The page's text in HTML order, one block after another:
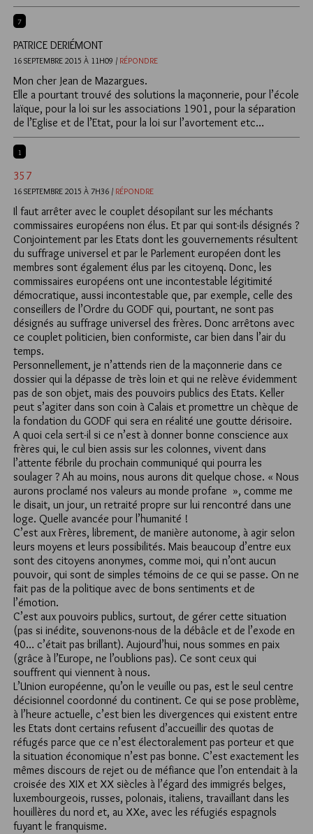
7
PATRICE DERIÉMONT
16 SEPTEMBRE 2015 À 11H09 / RÉPONDRE
Mon cher Jean de Mazargues.
Elle a pourtant trouvé des solutions la maçonnerie, pour l’école
laïque, pour la loi sur les associations 1901, pour la séparation
de l’Eglise et de l’Etat, pour la loi sur l’avortement etc…
1
357
16 SEPTEMBRE 2015 À 7H36 / RÉPONDRE
Il faut arrêter avec le couplet désopilant sur les méchants
commissaires européens non élus. Et par qui sont-ils désignés ?
Conjointement par les Etats dont les gouvernements résultent
du suffrage universel et par le Parlement européen dont les
membres sont également élus par les citoyenq. Donc, les
commissaires européens ont une incontestable légitimité
démocratique, aussi incontestable que, par exemple, celle des
conseillers de l’Ordre du GODF qui, pourtant, ne sont pas
désignés au suffrage universel des frères. Donc arrêtons avec
ce couplet politicien, bien conformiste, car bien dans l’air du
temps.
Personnellement, je n’attends rien de la maçonnerie dans ce
dossier qui la dépasse de très loin et qui ne relève évidemment
pas de son objet, mais des pouvoirs publics des Etats. Keller
peut s’agiter dans son coin à Calais et promettre un chèque de
la fondation du GODF qui sera en réalité une goutte dérisoire.
A quoi cela sert-il si ce n’est à donner bonne conscience aux
frères qui, le cul bien assis sur les colonnes, vivent dans
l’attente fébrile du prochain communiqué qui pourra les
soulager ? Ah au moins, nous aurons dit quelque chose. « Nous
aurons proclamé nos valeurs au monde profane », comme me
le disait, un jour, un retraité propre sur lui rencontré dans une
loge. Quelle avancée pour l’humanité !
C’est aux Frères, librement, de manière autonome, à agir selon
leurs moyens et leurs possibilités. Mais beaucoup d’entre eux
sont des citoyens anonymes, comme moi, qui n’ont aucun
pouvoir, qui sont de simples témoins de ce qui se passe. On ne
fait pas de la politique avec de bons sentiments et de
l’émotion.
C’est aux pouvoirs publics, surtout, de gérer cette situation
(pas si inédite, souvenons-nous de la débâcle et de l’exode en
40… c’était pas brillant). Aujourd’hui, nous sommes en paix
(grâce à l’Europe, ne l’oublions pas). Ce sont ceux qui
souffrent qui viennent à nous.
L’Union européenne, qu’on le veuille ou pas, est le seul centre
décisionnel coordonné du continent. Ce qui se pose problème,
à l’heure actuelle, c’est bien les divergences qui existent entre
les Etats dont certains refusent d’accueillir des quotas de
réfugés parce que ce n’est électoralement pas porteur et que
la situation économique n’est pas bonne. C’est exactement les
mêmes discours de rejet ou de méfiance que l’on entendait à la
croisée des XIX et XX siècles à l’égard des immigrés belges,
luxembourgeois, russes, polonais, italiens, travaillant dans les
houillères du nord et, au XXe, avec les réfugiés espagnols
fuyant le franquisme.